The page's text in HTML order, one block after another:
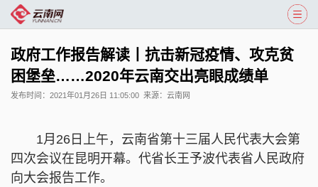
政府工作报告解读丨抗击新冠疫情、攻克贫
困堡垒……2020年云南交出亮眼成绩单
发布时间： 2021年01月26日 11:05:00 来源： 云南网
1月26日上午，云南省第十三届人民代表大会第
四次会议在昆明开幕。代省长王予波代表省人民政府
向大会报告工作。